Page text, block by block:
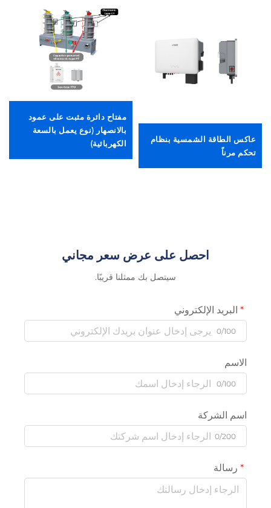
عاكس الطاقة الشمسية بنظام
تحكم مرناً
مفتاح دائرة مثبت على عمود
بالانصهار (نوع يعمل بالسعة
الكهربائية)
احصل على عرض سعر مجاني
سيتصل بك ممثلنا قريبًا.
البريد الإلكتروني
0/100
الاسم
0/100
اسم الشركة
0/200
رسالة